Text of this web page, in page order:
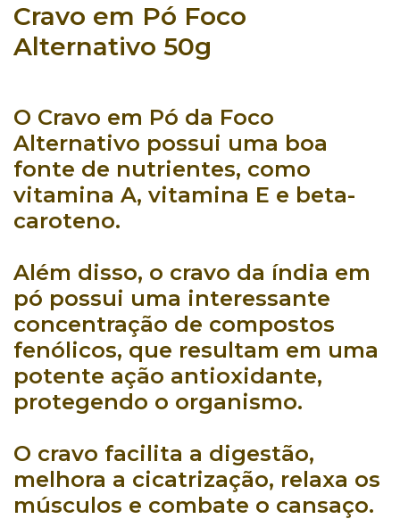
Cravo em Pó Foco
Alternativo 50g
O Cravo em Pó da Foco
Alternativo possui uma boa
fonte de nutrientes, como
vitamina A, vitamina E e beta-
caroteno.
Além disso, o cravo da índia em
pó possui uma interessante
concentração de compostos
fenólicos, que resultam em uma
potente ação antioxidante,
protegendo o organismo.
O cravo facilita a digestão,
melhora a cicatrização, relaxa os
músculos e combate o cansaço.